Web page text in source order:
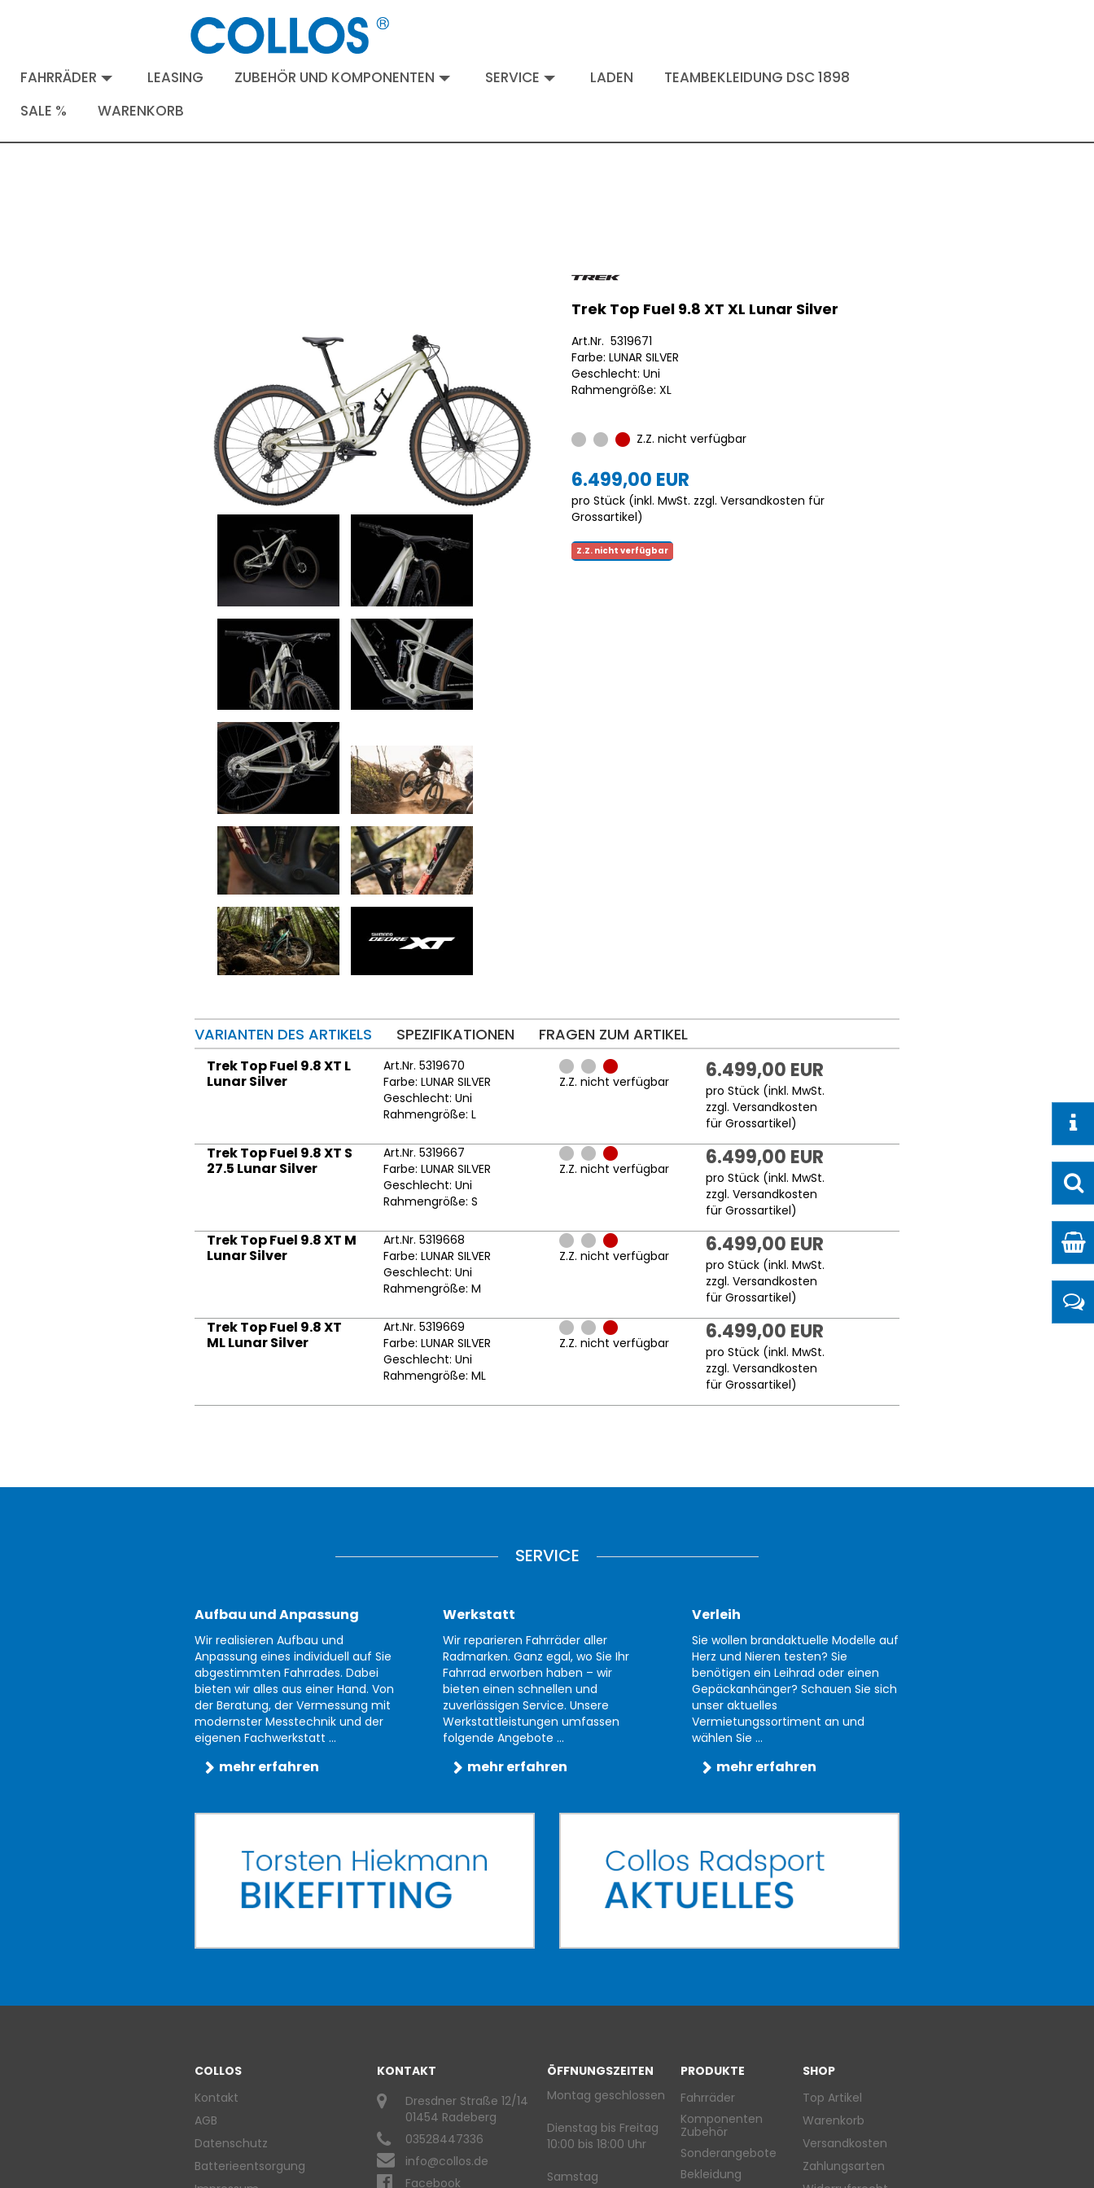
FAHRRÄDER LEASING ZUBEHÖR UND KOMPONENTEN SERVICE LADEN
TEAMBEKLEIDUNG DSC 1898
SALE %
WARENKORB
Trek Top Fuel 9.8 XT XL Lunar Silver
Art.Nr. 5319671
Farbe: LUNAR SILVER
Geschlecht: Uni
Rahmengröße: XL
Z.Z. nicht verfügbar
6.499,00 EUR
pro Stück (inkl. MwSt. zzgl. Versandkosten für
Grossartikel)
Z.Z. nicht verfügbar
VARIANTEN DES ARTIKELS SPEZIFIKATIONEN FRAGEN ZUM ARTIKEL
Trek Top Fuel 9.8 XT L
Lunar Silver
Art.Nr. 5319670
Farbe: LUNAR SILVER
Geschlecht: Uni
Rahmengröße: L
Z.Z. nicht verfügbar 6.499,00 EUR
pro Stück (inkl. MwSt.
zzgl.Versandkosten
für Grossartikel)
Trek Top Fuel 9.8 XT S
27.5 Lunar Silver
Art.Nr. 5319667
Farbe: LUNAR SILVER
Geschlecht: Uni
Rahmengröße: S
Z.Z. nicht verfügbar 6.499,00 EUR
pro Stück (inkl. MwSt.
zzgl.Versandkosten
für Grossartikel)
Trek Top Fuel 9.8 XT M
Lunar Silver
Art.Nr. 5319668
Farbe: LUNAR SILVER
Geschlecht: Uni
Rahmengröße: M
Z.Z. nicht verfügbar 6.499,00 EUR
pro Stück (inkl. MwSt.
zzgl.Versandkosten
für Grossartikel)
Trek Top Fuel 9.8 XT
ML Lunar Silver
Art.Nr. 5319669
Farbe: LUNAR SILVER
Geschlecht: Uni
Rahmengröße: ML
Z.Z. nicht verfügbar 6.499,00 EUR
pro Stück (inkl. MwSt.
zzgl.Versandkosten
für Grossartikel)
SERVICE
Aufbau und Anpassung
Wir realisieren Aufbau und
Anpassung eines individuell auf Sie
abgestimmten Fahrrades. Dabei
bieten wir alles aus einer Hand. Von
der Beratung, der Vermessung mit
modernster Messtechnik und der
eigenen Fachwerkstatt ...
mehr erfahren
Werkstatt
Wir reparieren Fahrräder aller
Radmarken. Ganz egal, wo Sie Ihr
Fahrrad erworben haben – wir
bieten einen schnellen und
zuverlässigen Service. Unsere
Werkstattleistungen umfassen
folgende Angebote ...
mehr erfahren
Verleih
Sie wollen brandaktuelle Modelle auf
Herz und Nieren testen? Sie
benötigen ein Leihrad oder einen
Gepäckanhänger? Schauen Sie sich
unser aktuelles
Vermietungssortiment an und
wählen Sie ...
mehr erfahren
COLLOS
Kontakt
AGB
Datenschutz
Batterieentsorgung
KONTAKT
Dresdner Straße 12/14
01454 Radeberg
03528447336
info@collos.de
Facebook
ÖFFNUNGSZEITEN
Montag geschlossen
Dienstag bis Freitag
10:00 bis 18:00 Uhr
Samstag
PRODUKTE
Fahrräder
Komponenten
Zubehör
Sonderangebote
Bekleidung
SHOP
Top Artikel
Warenkorb
Versandkosten
Zahlungsarten